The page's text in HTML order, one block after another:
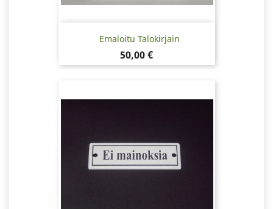
Emaloitu Talokirjain
Hinta
50,00 €